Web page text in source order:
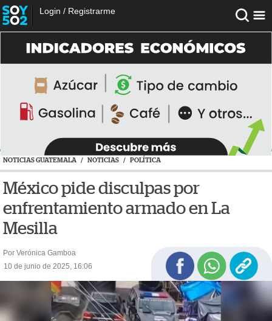
Login / Registrarme
NOTICIAS GUATEMALA / NOTICIAS / POLÍTICA
México pide disculpas por
enfrentamiento armado en La
Mesilla
Por Verónica Gamboa
10 de junio de 2025, 16:06